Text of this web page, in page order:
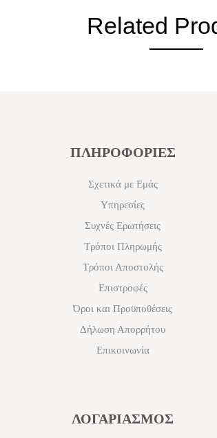
Related
ΠΛΗΡΟΦΟΡΙΕΣ
Σχετικά με Εμάς
Υπηρεσίες
Συχνές Ερωτήσεις
Τρόποι Πληρωμής
Τρόποι Αποστολής
Επιστροφές
Όροι και Προϋποθέσεις
Δήλωση Απορρήτου
Επικοινωνία
ΛΟΓΑΡΙΑΣΜΟΣ